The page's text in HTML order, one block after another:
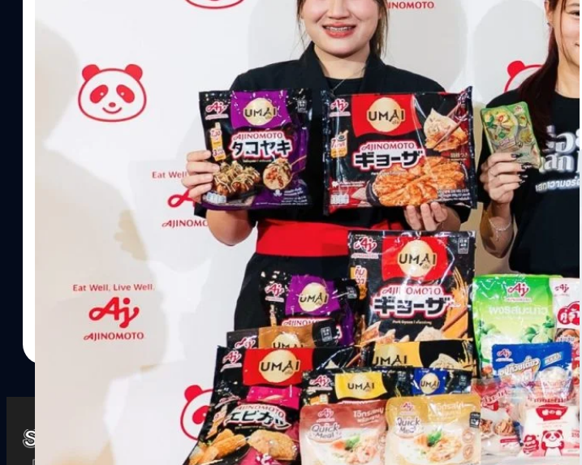
Watch Tech Biz